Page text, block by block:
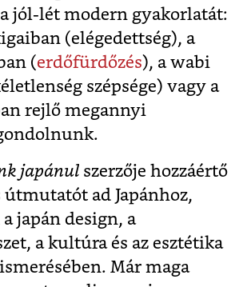
jól-lét modern gyakorlatát:
(elégedettség), a
(erdőfürdőzés), a wabi
szépsége) vagy a
rejlő megannyi
japánul szerzője hozzáértő
útmutatót ad Japánhoz,
japán design, a
a kultúra és az esztétika
Már maga